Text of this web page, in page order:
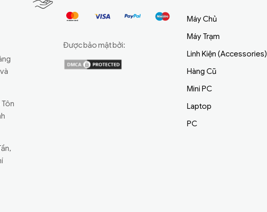
Được bảo mật bởi:
Máy Chủ
Máy Trạm
Linh Kiện (Accessories)
Hàng Cũ
Mini PC
Laptop
PC